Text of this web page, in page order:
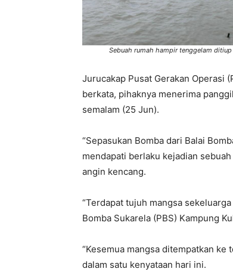
Sebuah rumah hampir tenggelam
Jurucakap Pusat Gerakan Operasi
berkata, pihaknya menerima
semalam (25 Jun).
“Sepasukan Bomba dari Balai
mendapati berlaku kejadian
angin kencang.
“Terdapat tujuh mangsa
Bomba Sukarela (PBS) Kampung
“Kesemua mangsa ditempatkan ke
dalam satu kenyataan hari ini.